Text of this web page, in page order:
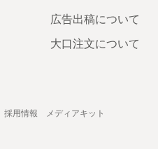
広告出稿について
大口注文について
採用情報 メディアキット